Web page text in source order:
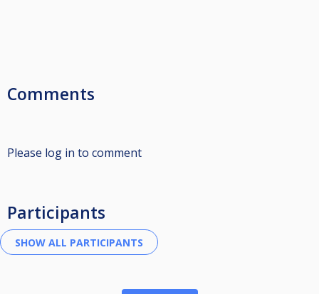
Comments
Please log in to comment
Participants